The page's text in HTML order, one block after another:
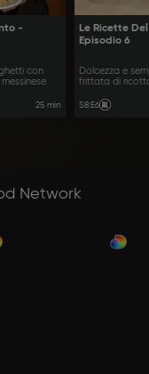
-
con
25 min
Le Ricette
Episodio 6
Dolcezza e
frittata di
S8:E6
Network